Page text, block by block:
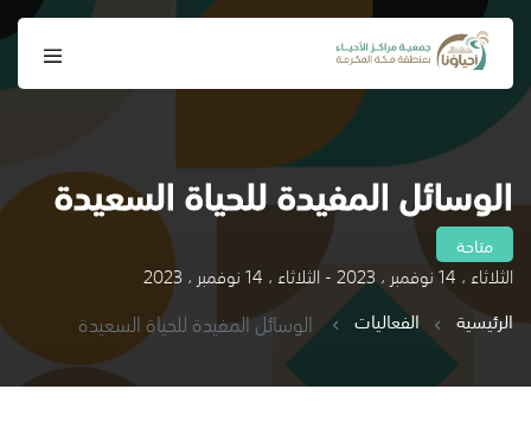
الوسائل المفيدة للحياة السعيدة
متاحة
الثلاثاء ، 14 نوفمبر ، 2023 - الثلاثاء ، 14 نوفمبر ، 2023
الرئيسية
الفعاليات الوسائل المفيدة للحياة السعيدة